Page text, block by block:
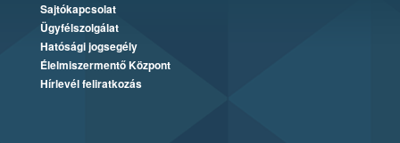
Sajtókapcsolat
Ügyfélszolgálat
Hatósági jogsegély
Élelmiszermentő Központ
Hírlevél feliratkozás